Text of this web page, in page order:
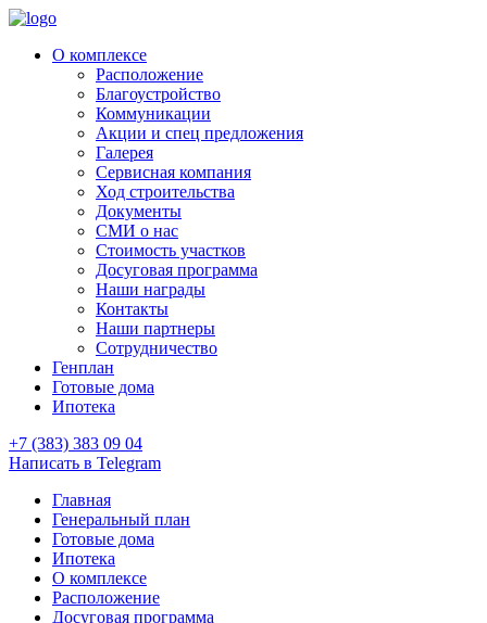
О комплексе
Расположение
Благоустройство
Коммуникации
Акции и спец предложения
Галерея
Сервисная компания
Ход строительства
Документы
СМИ о нас
Стоимость участков
Досуговая программа
Наши награды
Контакты
Наши партнеры
Сотрудничество
Генплан
Готовые дома
Ипотека
+7 (383) 383 09 04
Написать в Telegram
Главная
Генеральный план
Готовые дома
Ипотека
О комплексе
Расположение
Досуговая программа